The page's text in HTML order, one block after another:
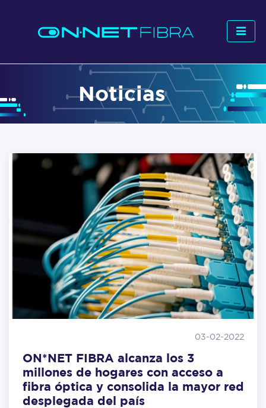
Noticias
03-02-2022
ON*NET FIBRA alcanza los 3
millones de hogares con acceso a
fibra óptica y consolida la mayor red
desplegada del país